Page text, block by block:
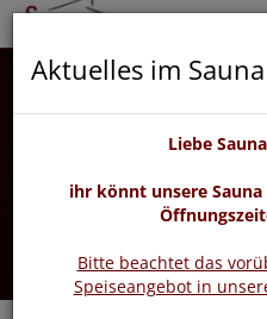
zurück
Aktuelles im
Liebe
ihr könnt unsere
Bitte beachtet das
Speiseangebot in